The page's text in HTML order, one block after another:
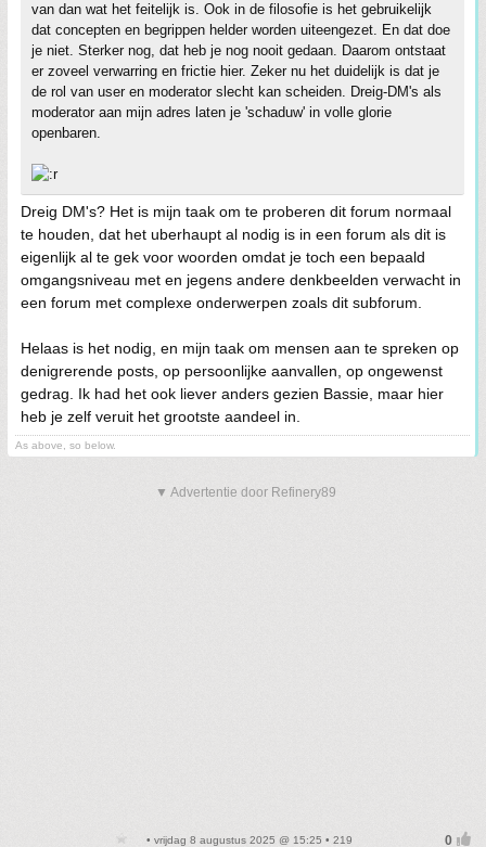
van dan wat het feitelijk is. Ook in de filosofie is het gebruikelijk
dat concepten en begrippen helder worden uiteengezet. En dat doe
je niet. Sterker nog, dat heb je nog nooit gedaan. Daarom ontstaat
er zoveel verwarring en frictie hier. Zeker nu het duidelijk is dat je
de rol van user en moderator slecht kan scheiden. Dreig-DM's als
moderator aan mijn adres laten je 'schaduw' in volle glorie
openbaren.
Dreig DM's? Het is mijn taak om te proberen dit forum normaal
te houden, dat het uberhaupt al nodig is in een forum als dit is
eigenlijk al te gek voor woorden omdat je toch een bepaald
omgangsniveau met en jegens andere denkbeelden verwacht in
een forum met complexe onderwerpen zoals dit subforum.
Helaas is het nodig, en mijn taak om mensen aan te spreken op
denigrerende posts, op persoonlijke aanvallen, op ongewenst
gedrag. Ik had het ook liever anders gezien Bassie, maar hier
heb je zelf veruit het grootste aandeel in.
As above, so below.
▼ Advertentie door Refinery89
• vrijdag 8 augustus 2025 @ 15:25 • 219